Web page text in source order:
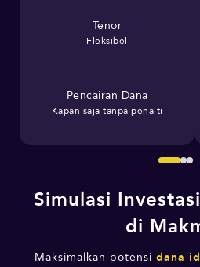
Tenor
Fleksibel
Pencairan Dana
Kapan saja tanpa penalti
Simulasi
di
Maksimalkan potensi dana